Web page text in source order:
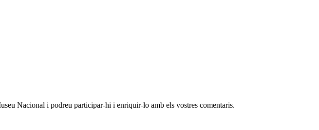
Nacional i podreu participar-hi i enriquir-lo amb els vostres comentaris.